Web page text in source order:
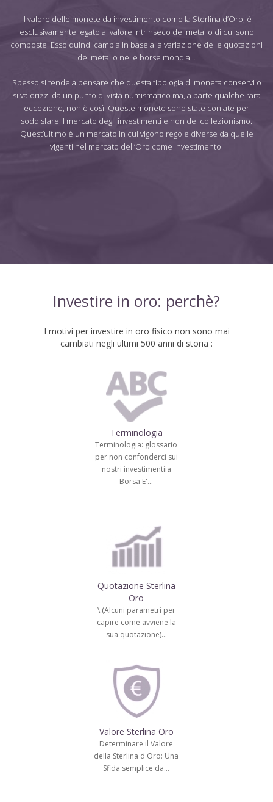
Il valore delle monete da investimento come la Sterlina d’Oro, è
esclusivamente legato al valore intrinseco del metallo di cui sono
composte. Esso quindi cambia in base alla variazione delle quotazioni
del metallo nelle borse mondiali.
Spesso si tende a pensare che questa tipologia di moneta conservi o
si valorizzi da un punto di vista numismatico ma, a parte qualche rara
eccezione, non è così. Queste monete sono state coniate per
soddisfare il mercato degli investimenti e non del collezionismo.
Quest’ultimo è un mercato in cui vigono regole diverse da quelle
vigenti nel mercato dell’Oro come Investimento.
Investire in oro: perchè?
I motivi per investire in oro fisico non sono mai
cambiati negli ultimi 500 anni di storia :
Terminologia
Terminologia: glossario
per non confonderci sui
nostri investimentiia
Borsa E'…
Quotazione Sterlina
Oro
\ (Alcuni parametri per
capire come avviene la
sua quotazione)…
Valore Sterlina Oro
Determinare il Valore
della Sterlina d'Oro: Una
Sfida semplice da…